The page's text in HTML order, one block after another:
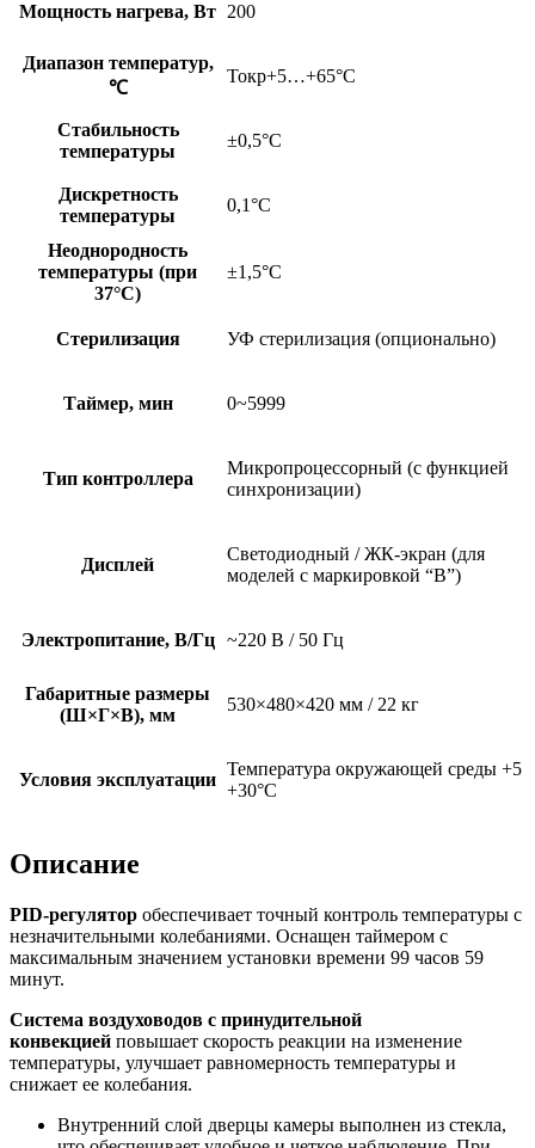
Мощность нагрева, Вт 200
Диапазон температур,
℃
Токр+5…+65°С
Стабильность
температуры
±0,5°С
Дискретность
температуры
0,1°С
Неоднородность
температуры (при
37°С)
±1,5°С
Стерилизация УФ стерилизация (опционально)
Таймер, мин 0~5999
Тип контроллера
Микропроцессорный (с функцией
синхронизации)
Дисплей
Светодиодный / ЖК-экран (для
моделей с маркировкой “B”)
Электропитание, В/Гц ~220 В / 50 Гц
Габаритные размеры
(Ш×Г×В), мм
530×480×420 мм / 22 кг
Условия эксплуатации
Температура окружающей среды +5
+30°С
Описание
PID-регулятор обеспечивает точный контроль температуры с
незначительными колебаниями. Оснащен таймером с
максимальным значением установки времени 99 часов 59
минут.
Система воздуховодов с принудительной
конвекцией повышает скорость реакции на изменение
температуры, улучшает равномерность температуры и
снижает ее колебания.
Внутренний слой дверцы камеры выполнен из стекла,